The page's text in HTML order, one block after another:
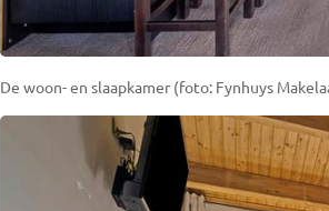
De woon- en slaapkamer (foto: Fynhuys